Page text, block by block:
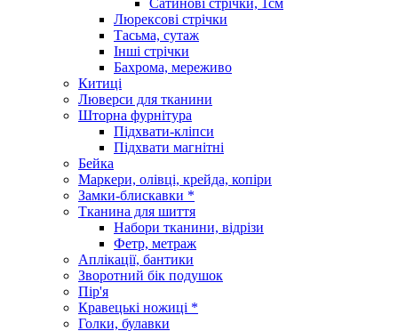
Люрексові стрічки
Тасьма, сутаж
Інші стрічки
Бахрома, мереживо
Китиці
Люверси для тканини
Шторна фурнітура
Підхвати-кліпси
Підхвати магнітні
Бейка
Маркери, олівці, крейда, копіри
Замки-блискавки *
Тканина для шиття
Набори тканини, відрізи
Фетр, метраж
Аплікації, бантики
Зворотний бік подушок
Пір'я
Кравецькі ножиці *
Голки, булавки